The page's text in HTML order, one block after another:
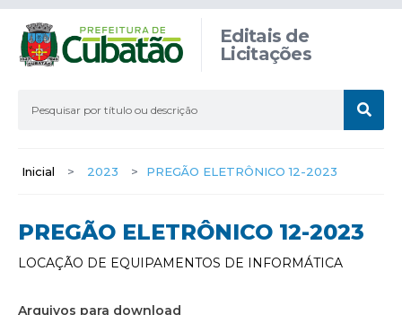
Editais de
Licitações
Inicial > 2023 > PREGÃO ELETRÔNICO 12-2023
PREGÃO ELETRÔNICO 12-2023
LOCAÇÃO DE EQUIPAMENTOS DE INFORMÁTICA
Arquivos para download